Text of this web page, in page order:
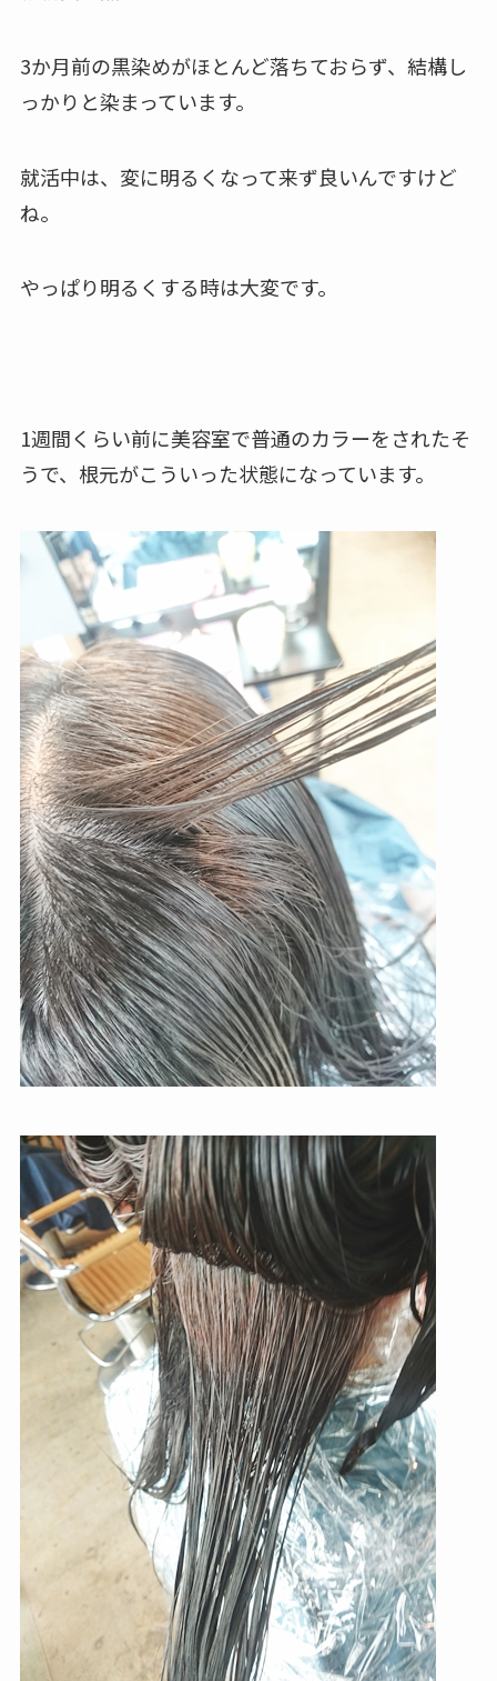
3か月前の黒染めがほとんど落ちておらず、結構し
っかりと染まっています。
就活中は、変に明るくなって来ず良いんですけど
ね。
やっぱり明るくする時は大変です。
1週間くらい前に美容室で普通のカラーをされたそ
うで、根元がこういった状態になっています。